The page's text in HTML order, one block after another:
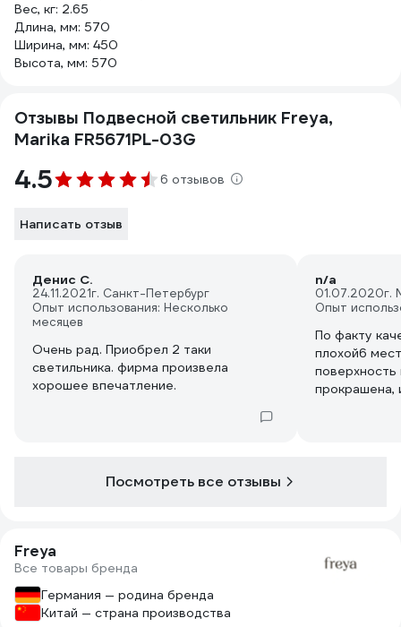
Вес, кг: 2.65
Длина, мм: 570
Ширина, мм: 450
Высота, мм: 570
Отзывы Подвесной светильник Freya,
Marika FR5671PL-03G
4.5 6 отзывов
Написать отзыв
Денис С.
24.11.2021г. Санкт-Петербург
Опыт использования: Несколько
месяцев
Очень рад. Приобрел 2 таки
светильника. фирма произвела
хорошее впечатление.
n/a
01.07.2020г.
Опыт
По факту
плохой6
Посмотреть все отзывы
Freya
Все товары бренда
Германия — родина бренда
Китай — страна производства